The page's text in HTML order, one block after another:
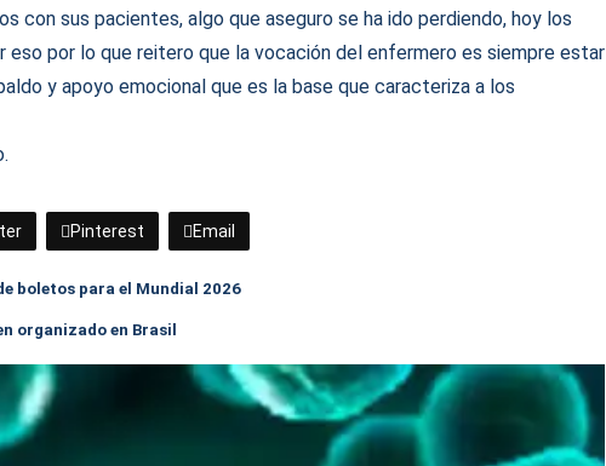
con sus pacientes, algo que aseguro se ha ido perdiendo, hoy los
eso por lo que reitero que la vocación del enfermero es siempre estar
y apoyo emocional que es la base que caracteriza a los
Pinterest Email
boletos para el Mundial 2026
organizado en Brasil